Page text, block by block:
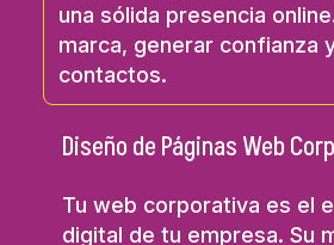
una sólida presencia
marca, generar confianza
contactos.
Diseño de Páginas Web
Tu web corporativa es el
digital de tu empresa. Su